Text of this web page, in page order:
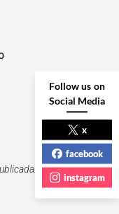
Los campos
Follow us on
Social Media
x
facebook
instagram